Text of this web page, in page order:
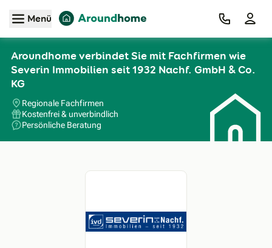
Zum Hauptinhalt
Menü
Aroundhome verbindet Sie mit Fachfirmen wie
Severin Immobilien seit 1932 Nachf. GmbH & Co.
KG
Regionale Fachfirmen
Kostenfrei & unverbindlich
Persönliche Beratung